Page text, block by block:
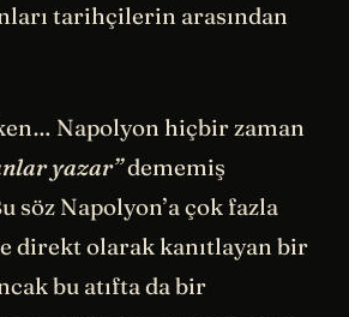
tarihçilerin arasından
Napolyon hiçbir zaman
yazar”dememiş
söz Napolyon’a çok fazla
direkt olarak kanıtlayan bir
bu atıfta da bir